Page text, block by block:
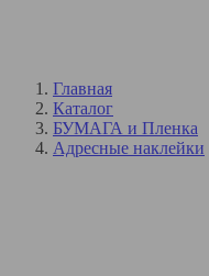
Главная
Каталог
БУМАГА и Пленка
Адресные наклейки